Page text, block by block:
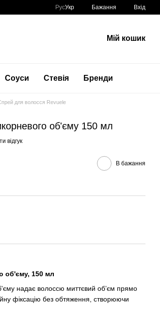
РусУкр Бажання Вхід
Мій кошик
Соуси Стевія Бренди
для волосся Revuele
об'єму 150 мл
відгук
В бажання
об'єму, 150 мл
надає волоссю миттєвий об’єм прямо
фіксацію без обтяження, створюючи